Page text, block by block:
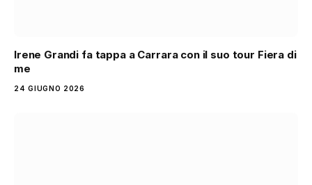
Irene Grandi fa tappa a Carrara con il suo tour Fiera di
me
24 GIUGNO 2026